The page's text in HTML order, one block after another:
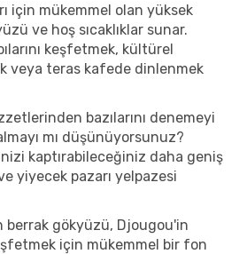
için mükemmel olan yüksek
ve hoş sıcaklıklar sunar.
keşfetmek, kültürel
veya teras kafede dinlenmek
bazılarını denemeyi
mı düşünüyorsunuz?
kaptırabileceğiniz daha geniş
yiyecek pazarı yelpazesi
berrak gökyüzü, Djougou'in
için mükemmel bir fon